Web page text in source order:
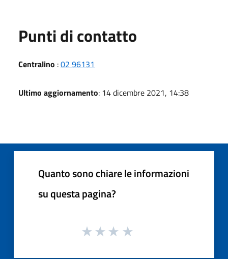
Punti di contatto
Centralino :02 96131
Ultimo aggiornamento: 14 dicembre 2021, 14:38
Quanto sono chiare le informazioni
su questa pagina?